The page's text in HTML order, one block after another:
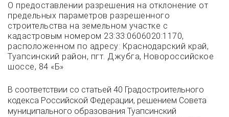
О предоставлении разрешения на отклонение от
предельных параметров разрешенного
строительства на земельном участке с
кадастровым номером 23:33:0606020:1170,
расположенном по адресу: Краснодарский край,
Туапсинский район, пгт. Джубга, Новороссийское
шоссе, 84 «Б»
В соответствии со статьей 40 Градостроительного
кодекса Российской Федерации, решением Совета
муниципального образования Туапсинский